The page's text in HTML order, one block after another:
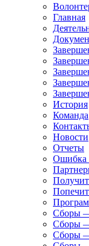
Главная
История
Команда
Новости
Отчеты
Ошибка
Сборы —
Сборы
Сборы —